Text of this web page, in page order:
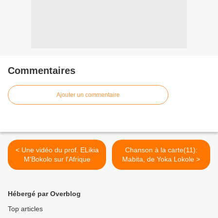
Commentaires
Ajouter un commentaire
< Une vidéo du prof. ELikia
M'Bokolo sur l'Afrique
Chanson à la carte(11):
Mabita, de Yoka Lokole >
Hébergé par Overblog
Top articles